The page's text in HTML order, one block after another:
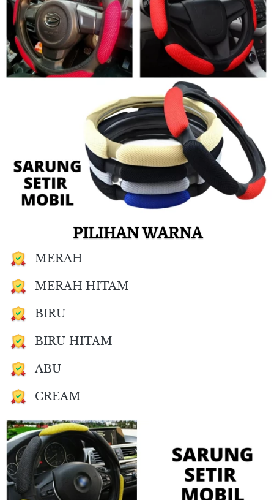
PILIHAN WARNA
MERAH
MERAH HITAM
BIRU
BIRU HITAM
ABU
CREAM